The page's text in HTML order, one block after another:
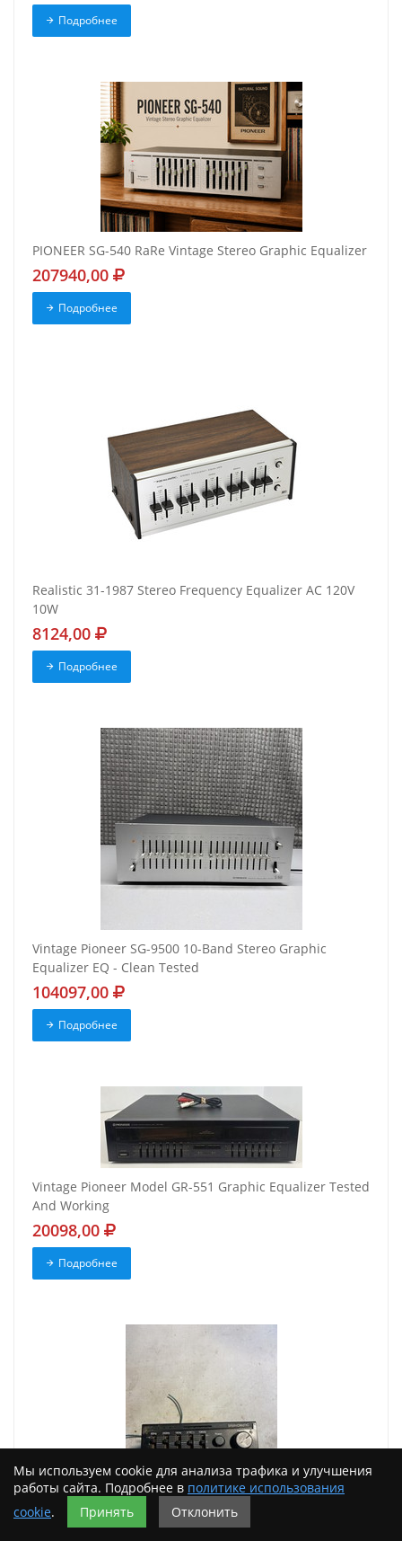
Подробнее
PIONEER SG-540 RaRe Vintage Stereo Graphic Equalizer
207940,00
Подробнее
Realistic 31-1987 Stereo Frequency Equalizer AC 120V
10W
8124,00
Подробнее
Vintage Pioneer SG-9500 10-Band Stereo Graphic
Equalizer EQ - Clean Tested
104097,00
Подробнее
Vintage Pioneer Model GR-551 Graphic Equalizer Tested
And Working
20098,00
Подробнее
Мы используем cookie для анализа трафика и улучшения
работы сайта. Подробнее в политике использования
cookie. Принять Отклонить